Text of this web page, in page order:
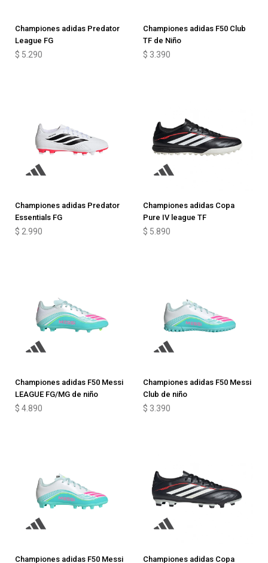
Championes adidas Predator
League FG
$ 5.290
Championes adidas F50 Club
TF de Niño
$ 3.390
Championes adidas Predator
Essentials FG
$ 2.990
Championes adidas Copa
Pure IV league TF
$ 5.890
Championes adidas F50 Messi
LEAGUE FG/MG de niño
$ 4.890
Championes adidas F50 Messi
Club de niño
$ 3.390
Championes adidas F50 Messi Championes adidas Copa